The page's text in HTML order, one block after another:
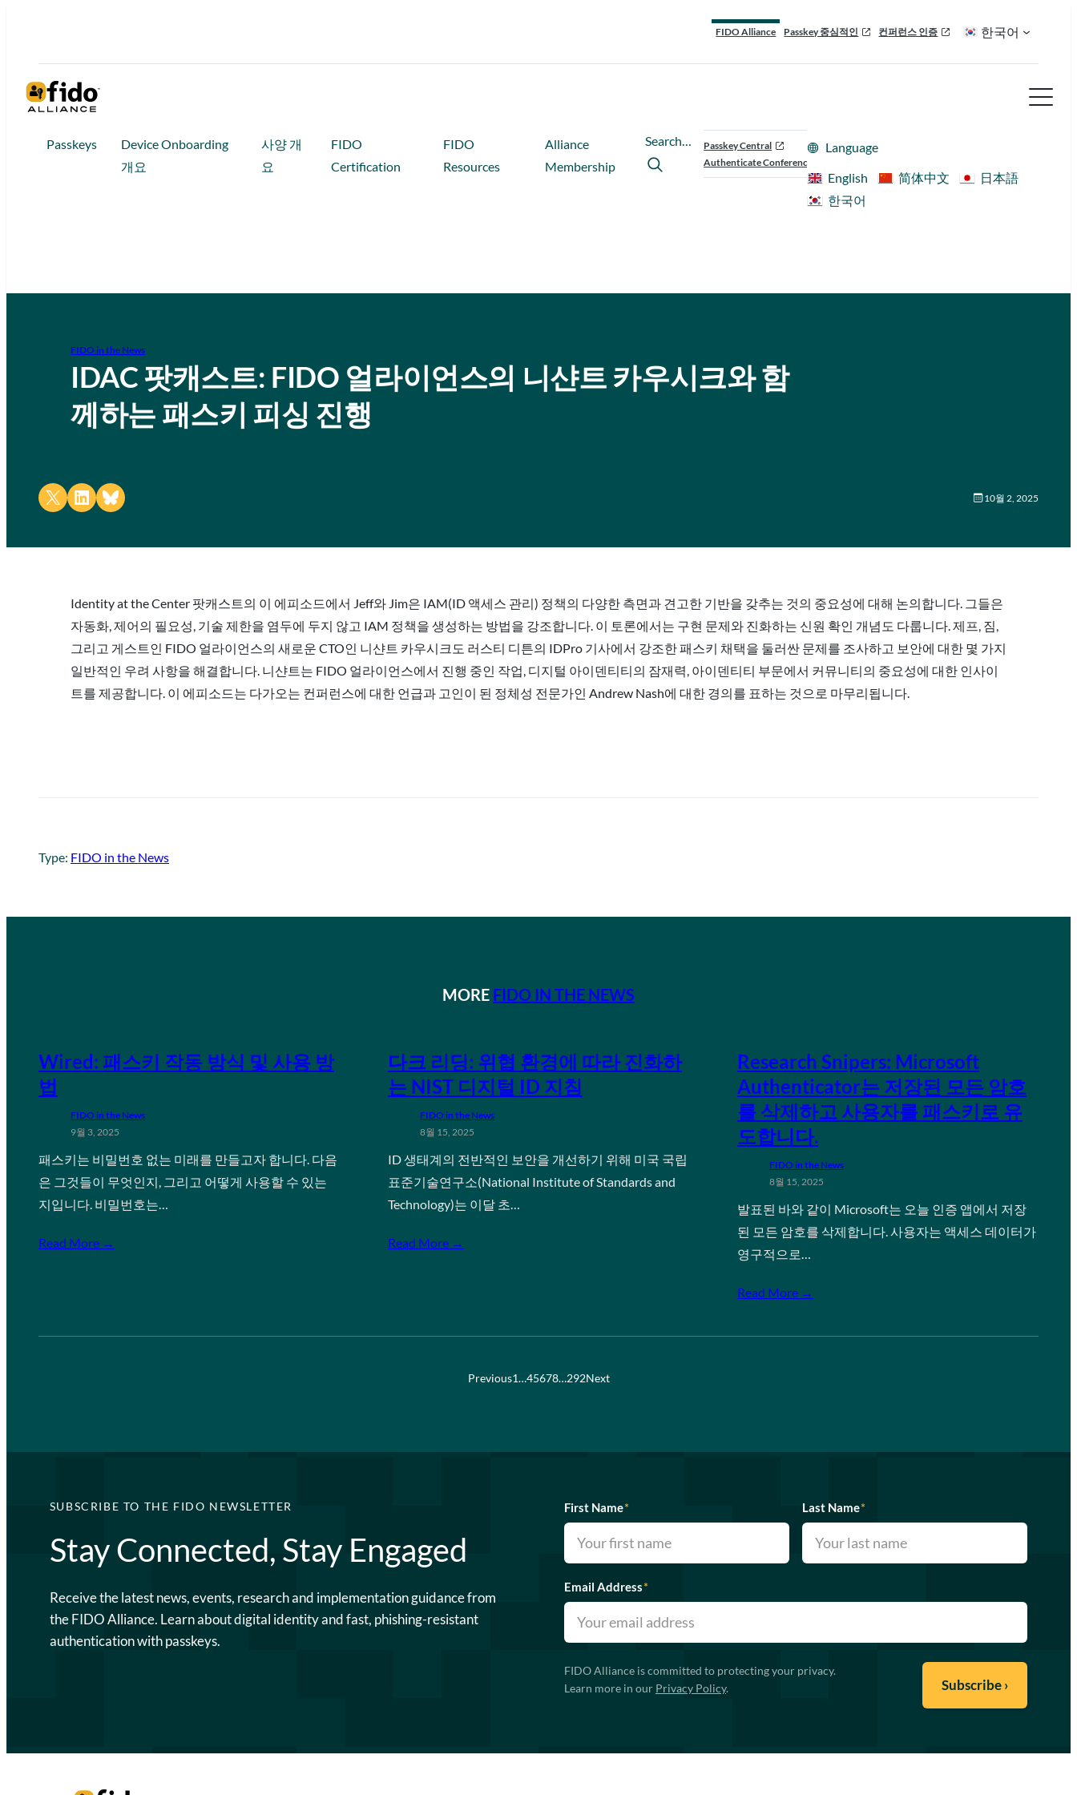
FIDO Alliance Passkey 중심적인 컨퍼런스 인증 한국어
Passkeys
Device Onboarding
개요
사양 개
요
FIDO
Certification
FIDO
Resources
Alliance
Membership
Search…
Passkey Central
Authenticate Conference
Language
English
简体中文
日本語
한국어
FIDO in the News
IDAC 팟캐스트: FIDO 얼라이언스의 니샨트 카우시크와 함
께하는 패스키 피싱 진행
Share on X Share on LinkedIn
Share on Bluesky 10월 2, 2025
Identity at the Center 팟캐스트의 이 에피소드에서 Jeff와 Jim은 IAM(ID 액세스 관리) 정책의 다양한 측면과 견고한 기반을 갖추는 것의 중요성에 대해 논의합니다. 그들은
자동화, 제어의 필요성, 기술 제한을 염두에 두지 않고 IAM 정책을 생성하는 방법을 강조합니다. 이 토론에서는 구현 문제와 진화하는 신원 확인 개념도 다룹니다. 제프, 짐,
그리고 게스트인 FIDO 얼라이언스의 새로운 CTO인 니샨트 카우시크도 러스티 디튼의 IDPro 기사에서 강조한 패스키 채택을 둘러싼 문제를 조사하고 보안에 대한 몇 가지
일반적인 우려 사항을 해결합니다. 니샨트는 FIDO 얼라이언스에서 진행 중인 작업, 디지털 아이덴티티의 잠재력, 아이덴티티 부문에서 커뮤니티의 중요성에 대한 인사이
트를 제공합니다. 이 에피소드는 다가오는 컨퍼런스에 대한 언급과 고인이 된 정체성 전문가인 Andrew Nash에 대한 경의를 표하는 것으로 마무리됩니다.
Type: FIDO in the News
MORE FIDO IN THE NEWS
Wired: 패스키 작동 방식 및 사용 방
법
FIDO in the News
9월 3, 2025
패스키는 비밀번호 없는 미래를 만들고자 합니다. 다음
은 그것들이 무엇인지, 그리고 어떻게 사용할 수 있는
지입니다. 비밀번호는…
Read More →
다크 리딩: 위협 환경에 따라 진화하
는 NIST 디지털 ID 지침
FIDO in the News
8월 15, 2025
ID 생태계의 전반적인 보안을 개선하기 위해 미국 국립
표준기술연구소(National Institute of Standards and
Technology)는 이달 초…
Read More →
Research Snipers: Microsoft
Authenticator는 저장된 모든 암호
를 삭제하고 사용자를 패스키로 유
도합니다.
FIDO in the News
8월 15, 2025
발표된 바와 같이 Microsoft는 오늘 인증 앱에서 저장
된 모든 암호를 삭제합니다. 사용자는 액세스 데이터가
영구적으로…
Read More →
Previous1…45678…292Next
SUBSCRIBE TO THE FIDO NEWSLETTER
Stay Connected, Stay Engaged
Receive the latest news, events, research and implementation guidance from
the FIDO Alliance. Learn about digital identity and fast, phishing-resistant
authentication with passkeys.
First Name* Last Name*
Email Address*
FIDO Alliance is committed to protecting your privacy.
Learn more in our Privacy Policy.